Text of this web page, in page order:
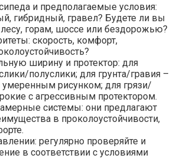
и предполагаемые условия:
гибридный, гравел? Будете ли вы
лесу, горам, шоссе или бездорожью?
скорость, комфорт,
ширину и протектор: для
полуслики; для грунта/гравия –
рисунком; для грязи/
с агрессивным протектором.
системы: они предлагают
в проколоустойчивости,
регулярно проверяйте и
в соответствии с условиями